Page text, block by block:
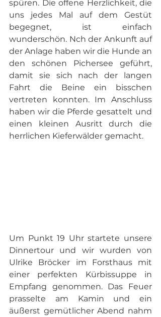
spüren. Die offene Herzlichkeit, die
uns jedes Mal auf dem Gestüt
begegnet, ist einfach
wunderschön. Nch der Ankunft auf
der Anlage haben wir die Hunde an
den schönen Pichersee geführt,
damit sie sich nach der langen
Fahrt die Beine ein bisschen
vertreten konnten. Im Anschluss
haben wir die Pferde gesattelt und
einen kleinen Ausritt durch die
herrlichen Kieferwälder gemacht.
Um Punkt 19 Uhr startete unsere
Dinnertour und wir wurden von
Ulrike Bröcker im Forsthaus mit
einer perfekten Kürbissuppe in
Empfang genommen. Das Feuer
prasselte am Kamin und ein
äußerst gemütlicher Abend nahm